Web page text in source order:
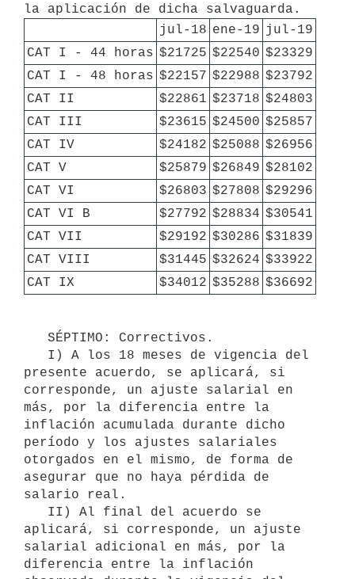
jul-18 ene-19 jul-19
CAT I - 44 horas $21725 $22540 $23329
CAT I - 48 horas $22157 $22988 $23792
CAT II
$22861 $23718 $24803
CAT III
$23615 $24500 $25857
CAT IV
$24182 $25088 $26956
CAT V
$25879 $26849 $28102
CAT VI
$26803 $27808 $29296
CAT VI B
$27792 $28834 $30541
CAT VII
$29192 $30286 $31839
CAT VIII
$31445 $32624 $33922
CAT IX
$34012 $35288 $36692